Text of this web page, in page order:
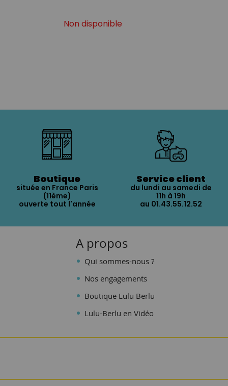
Non disponible
Boutique
située en France Paris
(11ème)
ouverte tout l'année
Service client
du lundi au samedi de
11h à 19h
au 01.43.55.12.52
A propos
Qui sommes-nous ?
Nos engagements
Boutique Lulu Berlu
Lulu-Berlu en Vidéo